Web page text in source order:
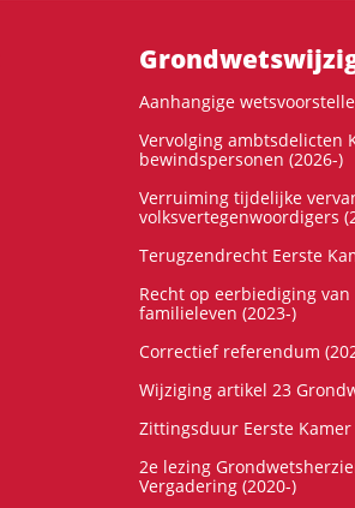
Aanhangige
Vervolging ambtsdelicten
bewindspersonen (2026-)
Verruiming tijdelijke
volksvertegenwoordigers
Terugzendrecht Eerste
Recht op eerbiediging
familieleven (2023-)
Correctief referendum
Wijziging artikel 23
Zittingsduur Eerste Kamer
2e lezing
Vergadering (2020-)